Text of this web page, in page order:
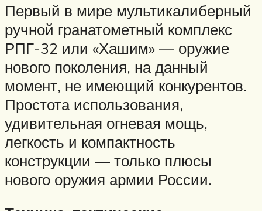
Первый в мире мультикалиберный
ручной гранатометный комплекс
РПГ-32 или «Хашим» — оружие
нового поколения, на данный
момент, не имеющий конкурентов.
Простота использования,
удивительная огневая мощь,
легкость и компактность
конструкции — только плюсы
нового оружия армии России.